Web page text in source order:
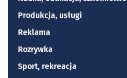
Produkcja, usługi
Reklama
Rozrywka
Sport, rekreacja